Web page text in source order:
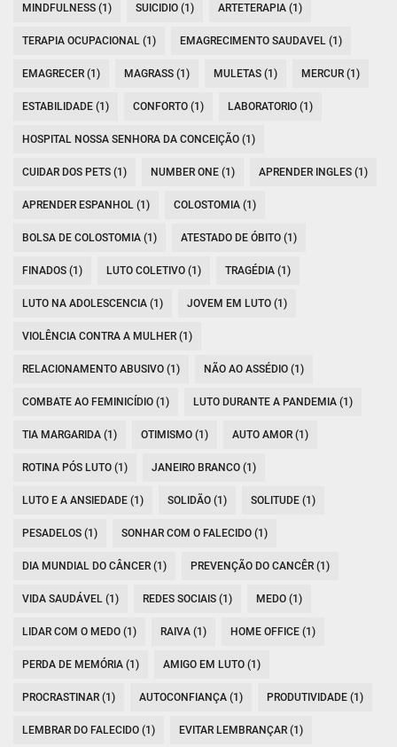
MINDFULNESS (1) SUICIDIO (1) ARTETERAPIA (1)
TERAPIA OCUPACIONAL (1) EMAGRECIMENTO SAUDAVEL (1)
EMAGRECER (1) MAGRASS (1) MULETAS (1) MERCUR (1)
ESTABILIDADE (1) CONFORTO (1) LABORATORIO (1)
HOSPITAL NOSSA SENHORA DA CONCEIÇÃO (1)
CUIDAR DOS PETS (1) NUMBER ONE (1) APRENDER INGLES (1)
APRENDER ESPANHOL (1) COLOSTOMIA (1)
BOLSA DE COLOSTOMIA (1) ATESTADO DE ÓBITO (1)
FINADOS (1) LUTO COLETIVO (1) TRAGÉDIA (1)
LUTO NA ADOLESCENCIA (1) JOVEM EM LUTO (1)
VIOLÊNCIA CONTRA A MULHER (1)
RELACIONAMENTO ABUSIVO (1) NÃO AO ASSÉDIO (1)
COMBATE AO FEMINICÍDIO (1) LUTO DURANTE A PANDEMIA (1)
TIA MARGARIDA (1) OTIMISMO (1) AUTO AMOR (1)
ROTINA PÓS LUTO (1) JANEIRO BRANCO (1)
LUTO E A ANSIEDADE (1) SOLIDÃO (1) SOLITUDE (1)
PESADELOS (1) SONHAR COM O FALECIDO (1)
DIA MUNDIAL DO CÂNCER (1) PREVENÇÃO DO CANCÊR (1)
VIDA SAUDÁVEL (1) REDES SOCIAIS (1) MEDO (1)
LIDAR COM O MEDO (1) RAIVA (1) HOME OFFICE (1)
PERDA DE MEMÓRIA (1) AMIGO EM LUTO (1)
PROCRASTINAR (1) AUTOCONFIANÇA (1) PRODUTIVIDADE (1)
LEMBRAR DO FALECIDO (1) EVITAR LEMBRANÇAR (1)